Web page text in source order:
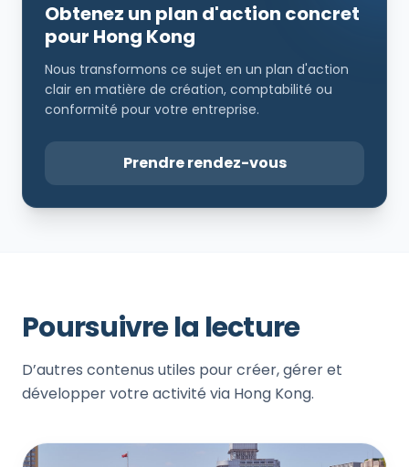
Obtenez un plan d'action concret
pour Hong Kong
Nous transformons ce sujet en un plan d'action
clair en matière de création, comptabilité ou
conformité pour votre entreprise.
Prendre rendez-vous
Poursuivre la lecture
D’autres contenus utiles pour créer, gérer et
développer votre activité via Hong Kong.